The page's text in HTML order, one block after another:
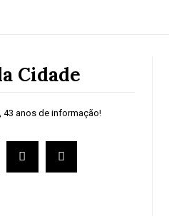
Cidade
43 anos de informação!